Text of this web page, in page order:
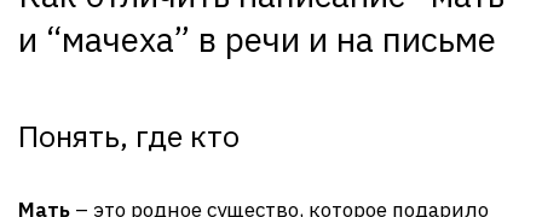
и “мачеха” в речи и на письме
Понять, где кто
Мать – это родное существо, которое подарило